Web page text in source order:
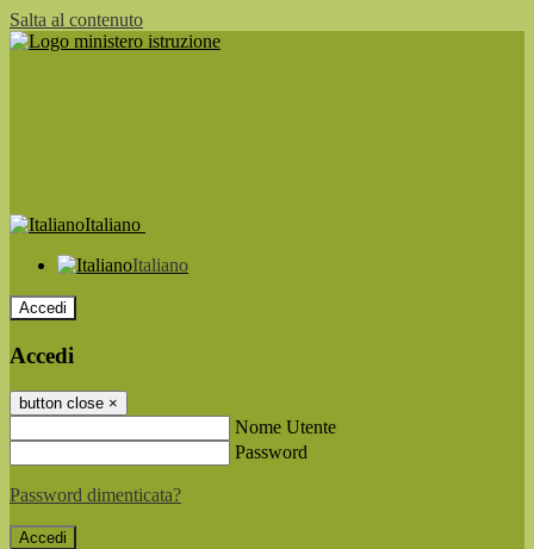
Salta al contenuto
Italiano
Italiano
Accedi
Accedi
button close ×
Nome Utente
Password
Password dimenticata?